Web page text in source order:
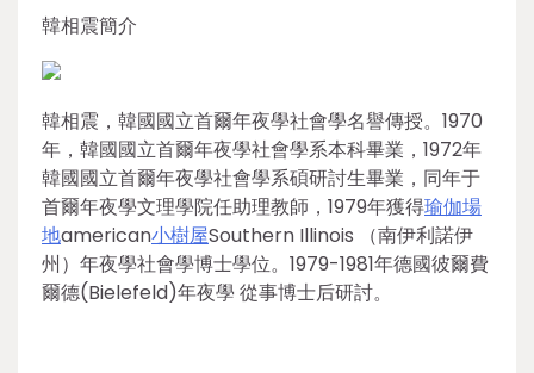
韓相震簡介
韓相震，韓國國立首爾年夜學社會學名譽傳授。1970
年，韓國國立首爾年夜學社會學系本科畢業，1972年
韓國國立首爾年夜學社會學系碩研討生畢業，同年于
首爾年夜學文理學院任助理教師，1979年獲得瑜伽場
地american小樹屋Southern Illinois （南伊利諾伊
州）年夜學社會學博士學位。1979-1981年德國彼爾費
爾德(Bielefeld)年夜學 從事博士后研討。